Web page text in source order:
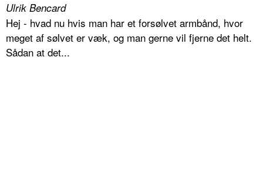
Ulrik Bencard
Hej - hvad nu hvis man har et forsølvet armbånd, hvor
meget af sølvet er væk, og man gerne vil fjerne det helt.
Sådan at det...